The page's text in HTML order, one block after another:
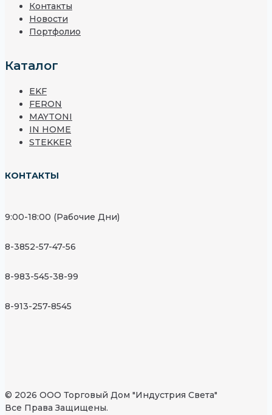
Контакты
Новости
Портфолио
Каталог
EKF
FERON
MAYTONI
IN HOME
STEKKER
КОНТАКТЫ
9:00-18:00 (Рабочие Дни)
8-3852-57-47-56
8-983-545-38-99
8-913-257-8545
© 2026 ООО Торговый Дом "Индустрия Света"
Все Права Защищены.